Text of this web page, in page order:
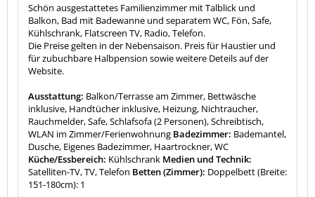
Schön ausgestattetes Familienzimmer mit Talblick und
Balkon, Bad mit Badewanne und separatem WC, Fön, Safe,
Kühlschrank, Flatscreen TV, Radio, Telefon.
Die Preise gelten in der Nebensaison. Preis für Haustier und
für zubuchbare Halbpension sowie weitere Deteils auf der
Website.
Ausstattung: Balkon/Terrasse am Zimmer, Bettwäsche
inklusive, Handtücher inklusive, Heizung, Nichtraucher,
Rauchmelder, Safe, Schlafsofa (2 Personen), Schreibtisch,
WLAN im Zimmer/Ferienwohnung Badezimmer: Bademantel,
Dusche, Eigenes Badezimmer, Haartrockner, WC
Küche/Essbereich: Kühlschrank Medien und Technik:
Satelliten-TV, TV, Telefon Betten (Zimmer): Doppelbett (Breite:
151-180cm): 1